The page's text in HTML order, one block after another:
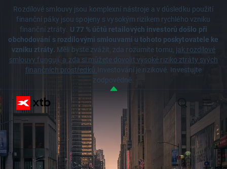
Rozdílové smlouvy jsou komplexní nástroje a v důsledku použití
finanční páky jsou spojeny s vysokým rizikem rychlého vzniku
finanční ztráty. U 77 % účtů retailových investorů došlo při
obchodování s rozdílovými smlouvami u tohoto poskytovatele ke
vzniku ztráty. Měli byste zvážit, zda rozumíte tomu, jak rozdílové
smlouvy fungují, a zda si můžete dovolit vysoké riziko ztráty svých
finančních prostředků.Investování je rizikové. Investujte
zodpovědně.